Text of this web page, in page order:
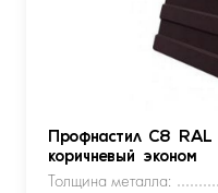
Профнастил С8
коричневый эконом
Толщина металла: